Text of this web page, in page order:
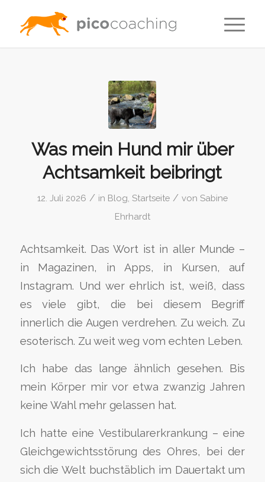
Was mein Hund mir über
Achtsamkeit beibringt
12. Juli 2026 / in Blog Startseite / von Sabine
Ehrhardt
Achtsamkeit. Das Wort ist in aller Munde –
in Magazinen, in Apps, in Kursen, auf
Instagram. Und wer ehrlich ist, weiß, dass
es viele gibt, die bei diesem Begriff
innerlich die Augen verdrehen. Zu weich. Zu
esoterisch. Zu weit weg vom echten Leben.
Ich habe das lange ähnlich gesehen. Bis
mein Körper mir vor etwa zwanzig Jahren
keine Wahl mehr gelassen hat.
Ich hatte eine Vestibularerkrankung – eine
Gleichgewichtsstörung des Ohres, bei der
sich die Welt buchstäblich im Dauertakt um